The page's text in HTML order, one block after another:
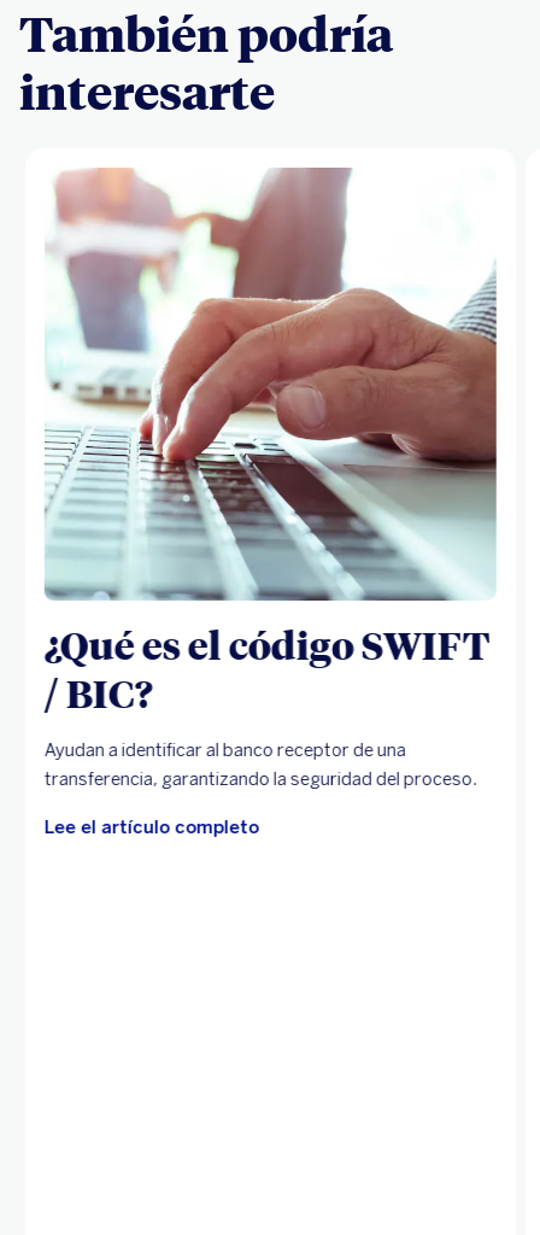
También podría
interesarte
¿Qué es el código SWIFT
/ BIC?
Ayudan a identificar al banco receptor de una
transferencia, garantizando la seguridad del proceso.
Lee el artículo completo